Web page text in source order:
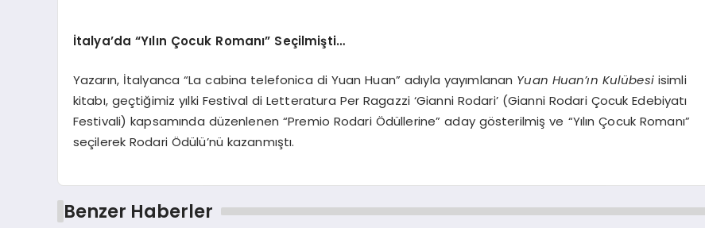
İtalya’da“Yılın Çocuk Romanı” Seçilmişti…
Yazarın, İtalyanca “La cabina telefonica di Yuan Huan” adıyla yayımlanan Yuan Huan’ın Kulübesiisimli
kitabı, geçtiğimiz yılki Festival di Letteratura Per Ragazzi ‘Gianni Rodari’ (Gianni Rodari Çocuk Edebiyatı
Festivali) kapsamında düzenlenen “Premio Rodari Ödüllerine” aday gösterilmiş ve “Yılın Çocuk Romanı”
seçilerek Rodari Ödülü’nü kazanmıştı.
Benzer Haberler